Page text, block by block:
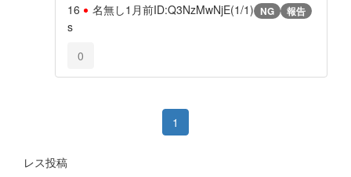
16 名無し1月前ID:Q3NzMwNjE(1/1) NG 報告
s
0
1
レス投稿